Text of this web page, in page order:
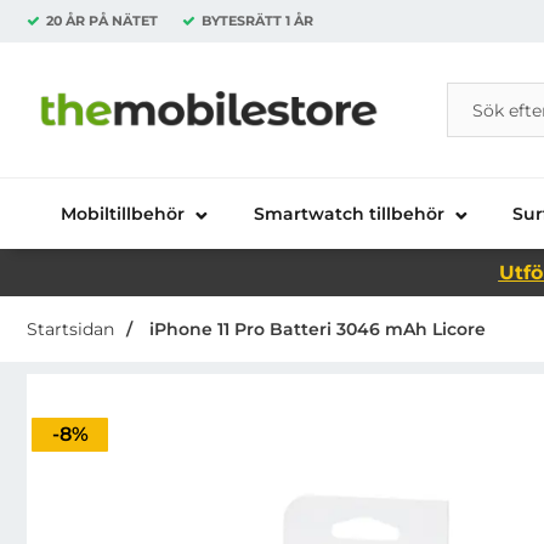
20 ÅR PÅ NÄTET BYTESRÄTT 1 ÅR
Startsidan för Danira Telecom AB
Sök
Sök på
Mobiltillbehör Smartwatch tillbehör
Startsidan iPhone 11 Pro Batteri 3046 mAh Licore
Priset är nedsatt med
-8%